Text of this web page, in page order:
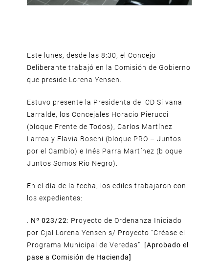
Este lunes, desde las 8:30, el Concejo
Deliberante trabajó en la Comisión de Gobierno
que preside Lorena Yensen.
Estuvo presente la Presidenta del CD Silvana
Larralde, los Concejales Horacio Pierucci
(bloque Frente de Todos), Carlos Martínez
Larrea y Flavia Boschi (bloque PRO – Juntos
por el Cambio) e Inés Parra Martínez (bloque
Juntos Somos Río Negro).
En el día de la fecha, los ediles trabajaron con
los expedientes:
. Nº 023/22: Proyecto de Ordenanza Iniciado
por Cjal Lorena Yensen s/ Proyecto “Créase el
Programa Municipal de Veredas”. [Aprobado el
pase a Comisión de Hacienda]